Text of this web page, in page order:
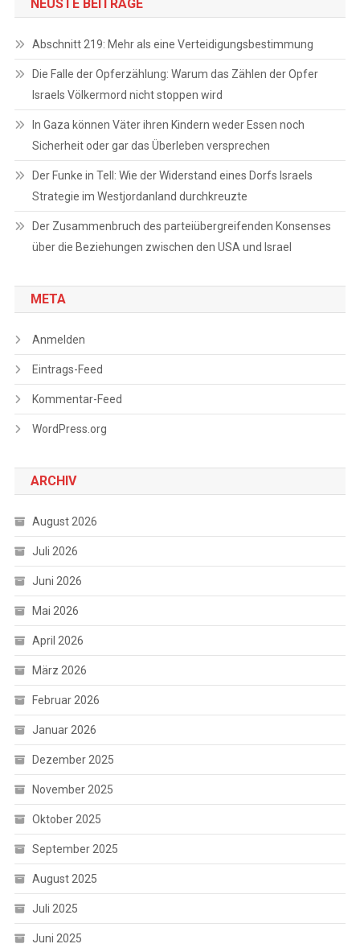
NEUSTE BEITRÄGE
Abschnitt 219: Mehr als eine Verteidigungsbestimmung
Die Falle der Opferzählung: Warum das Zählen der Opfer
Israels Völkermord nicht stoppen wird
In Gaza können Väter ihren Kindern weder Essen noch
Sicherheit oder gar das Überleben versprechen
Der Funke in Tell: Wie der Widerstand eines Dorfs Israels
Strategie im Westjordanland durchkreuzte
Der Zusammenbruch des parteiübergreifenden Konsenses
über die Beziehungen zwischen den USA und Israel
META
Anmelden
Eintrags-Feed
Kommentar-Feed
WordPress.org
ARCHIV
August 2026
Juli 2026
Juni 2026
Mai 2026
April 2026
März 2026
Februar 2026
Januar 2026
Dezember 2025
November 2025
Oktober 2025
September 2025
August 2025
Juli 2025
Juni 2025